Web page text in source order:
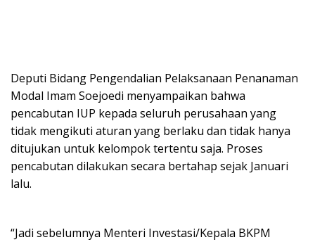
Deputi Bidang Pengendalian Pelaksanaan Penanaman
Modal Imam Soejoedi menyampaikan bahwa
pencabutan IUP kepada seluruh perusahaan yang
tidak mengikuti aturan yang berlaku dan tidak hanya
ditujukan untuk kelompok tertentu saja. Proses
pencabutan dilakukan secara bertahap sejak Januari
lalu.
“Jadi sebelumnya Menteri Investasi/Kepala BKPM